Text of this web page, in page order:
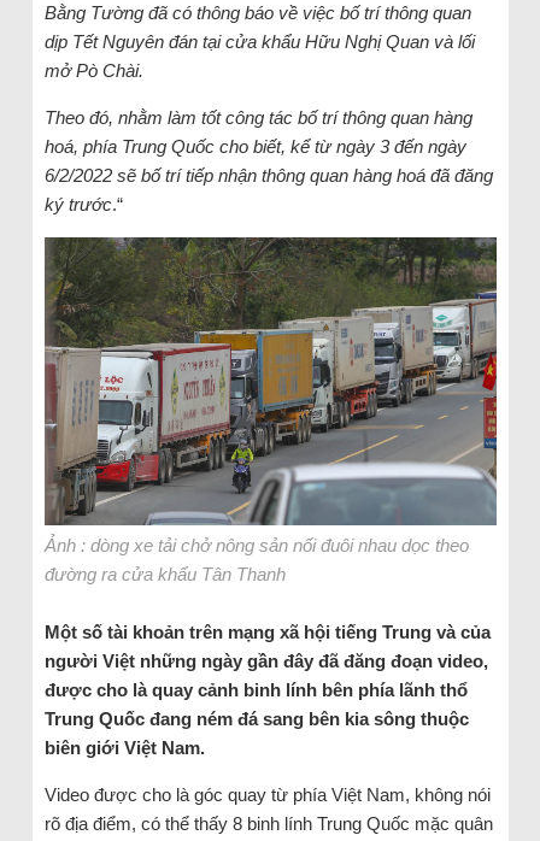
Bằng Tường đã có thông báo về việc bố trí thông quan
dịp Tết Nguyên đán tại cửa khẩu Hữu Nghị Quan và lối
mở Pò Chài.
Theo đó, nhằm làm tốt công tác bố trí thông quan hàng
hoá, phía Trung Quốc cho biết, kể từ ngày 3 đến ngày
6/2/2022 sẽ bố trí tiếp nhận thông quan hàng hoá đã đăng
ký trước.“
Ảnh : dòng xe tải chở nông sản nối đuôi nhau dọc theo
đường ra cửa khẩu Tân Thanh
Một số tài khoản trên mạng xã hội tiếng Trung và của
người Việt những ngày gần đây đã đăng đoạn video,
được cho là quay cảnh binh lính bên phía lãnh thổ
Trung Quốc đang ném đá sang bên kia sông thuộc
biên giới Việt Nam.
Video được cho là góc quay từ phía Việt Nam, không nói
rõ địa điểm, có thể thấy 8 binh lính Trung Quốc mặc quân